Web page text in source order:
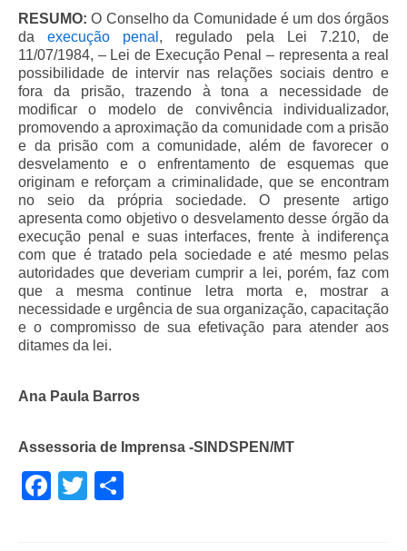
RESUMO: O Conselho da Comunidade é um dos órgãos
da
execução penal , regulado pela Lei 7.210, de
11/07/1984, – Lei de Execução Penal – representa a real
possibilidade de intervir nas relações sociais dentro e
fora da prisão, trazendo à tona a necessidade de
modificar o modelo de convivência individualizador,
promovendo a aproximação da comunidade com a prisão
e da prisão com a comunidade, além de favorecer o
desvelamento e o enfrentamento de esquemas que
originam e reforçam a criminalidade, que se encontram
no seio da própria sociedade. O presente artigo
apresenta como objetivo o desvelamento desse órgão da
execução penal e suas interfaces, frente à indiferença
com que é tratado pela sociedade e até mesmo pelas
autoridades que deveriam cumprir a lei, porém, faz com
que a mesma continue letra morta e, mostrar a
necessidade e urgência de sua organização, capacitação
e o compromisso de sua efetivação para atender aos
ditames da lei.
Ana Paula Barros
Assessoria de Imprensa -SINDSPEN/MT
Facebook
Twitter